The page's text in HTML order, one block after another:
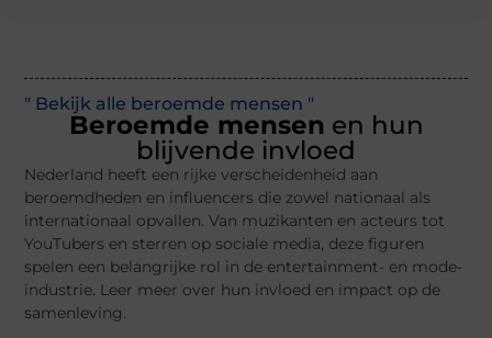
" Bekijk alle beroemde mensen "
Beroemde mensen en hun
blijvende invloed
Nederland heeft een rijke verscheidenheid aan
beroemdheden en influencers die zowel nationaal als
internationaal opvallen. Van muzikanten en acteurs tot
YouTubers en sterren op sociale media, deze figuren
spelen een belangrijke rol in de entertainment- en mode-
industrie. Leer meer over hun invloed en impact op de
samenleving.